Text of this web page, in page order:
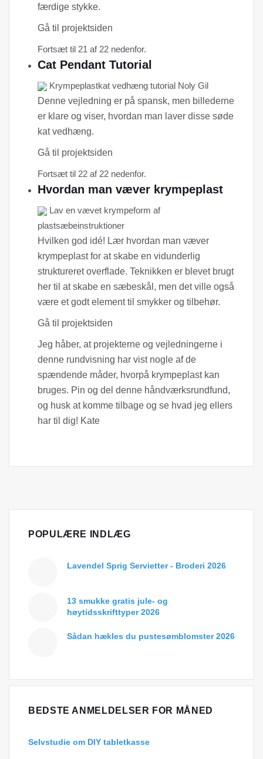
færdige stykke.
Gå til projektsiden
Fortsæt til 21 af 22 nedenfor.
Cat Pendant Tutorial
Krympeplastkat vedhæng tutorial Noly Gil
Denne vejledning er på spansk, men billederne
er klare og viser, hvordan man laver disse søde
kat vedhæng.
Gå til projektsiden
Fortsæt til 22 af 22 nedenfor.
Hvordan man væver krympeplast
Lav en vævet krympeform af
plastsæbeinstruktioner
Hvilken god idé! Lær hvordan man væver
krympeplast for at skabe en vidunderlig
struktureret overflade. Teknikken er blevet brugt
her til at skabe en sæbeskål, men det ville også
være et godt element til smykker og tilbehør.
Gå til projektsiden
Jeg håber, at projekterne og vejledningerne i
denne rundvisning har vist nogle af de
spændende måder, hvorpå krympeplast kan
bruges. Pin og del denne håndværksrundfund,
og husk at komme tilbage og se hvad jeg ellers
har til dig! Kate
POPULÆRE INDLÆG
Lavendel Sprig Servietter - Broderi 2026
13 smukke gratis jule- og
høytidsskrifttyper 2026
Sådan hækles du pustesømblomster 2026
BEDSTE ANMELDELSER FOR MÅNED
Selvstudie om DIY tabletkasse